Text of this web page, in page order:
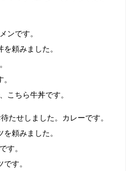
ンです。
頼みました。
こちら牛丼です。
たせしました。カレーです。
頼みました。
す。
す。